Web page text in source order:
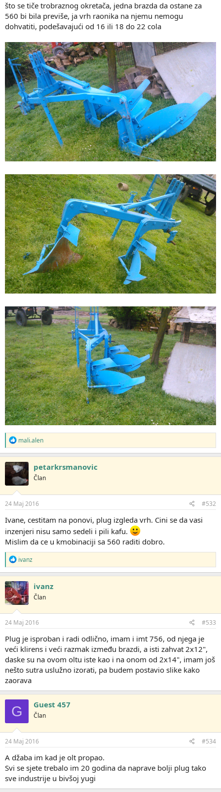
što se tiče trobraznog okretača, jedna brazda da ostane za
560 bi bila previše, ja vrh raonika na njemu nemogu
dohvatiti, podešavajući od 16 ili 18 do 22 cola
R
e
a
g
o
v
a
n
j
:
mali.alen
petarkrsmanovic
Član
24 Maj 2016 #532
Ivane, cestitam na ponovi, plug izgleda vrh. Cini se da vasi
inzenjeri nisu samo sedeli i pili kafu.
Mislim da ce u kmobinaciji sa 560 raditi dobro.
R
e
a
g
o
v
a
n
j
:
ivanz
ivanz
Član
24 Maj 2016 #533
Plug je isproban i radi odlično, imam i imt 756, od njega je
veći klirens i veći razmak između brazdi, a isti zahvat 2x12",
daske su na ovom oltu iste kao i na onom od 2x14", imam još
nešto sutra uslužno izorati, pa budem postavio slike kako
zaorava
G Guest 457
Član
24 Maj 2016 #534
A džaba im kad je olt propao.
Svi se sjete trebalo im 20 godina da naprave bolji plug tako
sve industrije u bivšoj yugi